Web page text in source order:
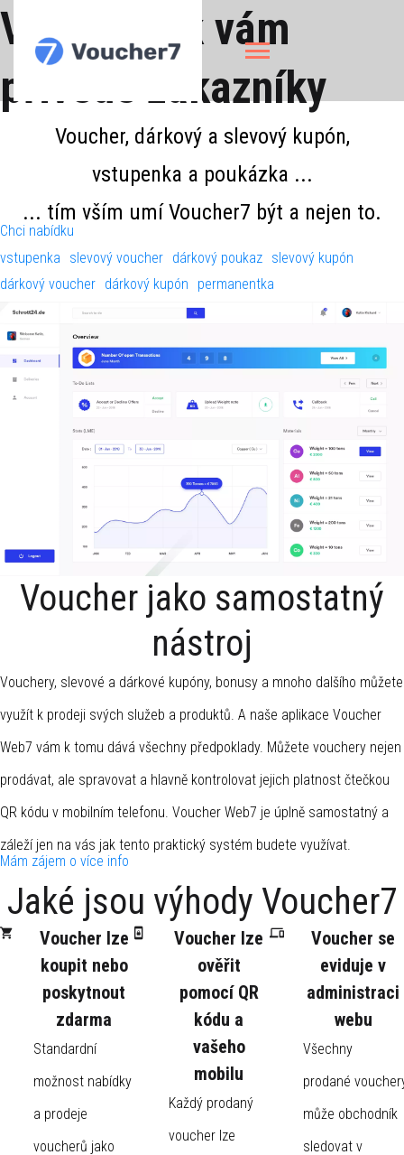
Voucher7 k vám
přivede zákazníky
Voucher, dárkový a slevový kupón,
vstupenka a poukázka ...
... tím vším umí Voucher7 být a nejen to.
Chci nabídku
vstupenka
slevový voucher dárkový poukaz slevový kupón
dárkový voucher dárkový kupón permanentka
Voucher jako samostatný
nástroj
Vouchery, slevové a dárkové kupóny, bonusy a mnoho dalšího můžete
využít k prodeji svých služeb a produktů. A naše aplikace Voucher
Web7 vám k tomu dává všechny předpoklady. Můžete vouchery nejen
prodávat, ale spravovat a hlavně kontrolovat jejich platnost čtečkou
QR kódu v mobilním telefonu. Voucher Web7 je úplně samostatný a
záleží jen na vás jak tento praktický systém budete využívat.
Mám zájem o více info
Jaké jsou výhody Voucher7
Voucher lze
koupit nebo
poskytnout
zdarma
Standardní
možnost nabídky
a prodeje
voucherů jako
Voucher lze
ověřit
pomocí QR
kódu a
vašeho
mobilu
Každý prodaný
voucher lze
Voucher se
eviduje v
administraci
webu
Všechny
prodané
může obchodník
sledovat v